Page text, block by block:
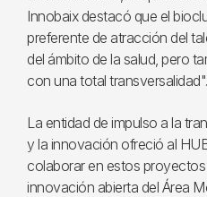
Innobaix destacó que el
preferente de atracción del
del ámbito de la salud, pero
con una total transversalidad".
La entidad de impulso a la
y la innovación ofreció al
colaborar en estos
innovación abierta del Área